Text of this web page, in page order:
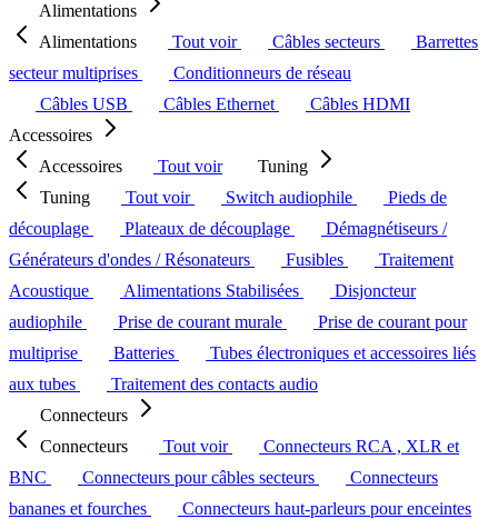
Alimentations
Alimentations
Tout voir Câbles secteurs
Barrettes
secteur multiprises
Conditionneurs de réseau
Câbles USB
Câbles Ethernet
Câbles HDMI
Accessoires
Accessoires
Tout voir
Tuning
Tuning
Tout voir Switch audiophile
Pieds de
découplage
Plateaux de découplage
Démagnétiseurs /
Générateurs d'ondes / Résonateurs
Fusibles
Traitement
Acoustique
Alimentations Stabilisées
Disjoncteur
audiophile
Prise de courant murale
Prise de courant pour
multiprise
Batteries
Tubes électroniques et accessoires liés
aux tubes
Traitement des contacts audio
Connecteurs
Connecteurs
Tout voir
Connecteurs RCA , XLR et
BNC
Connecteurs pour câbles secteurs
Connecteurs
bananes et fourches
Connecteurs haut-parleurs pour enceintes